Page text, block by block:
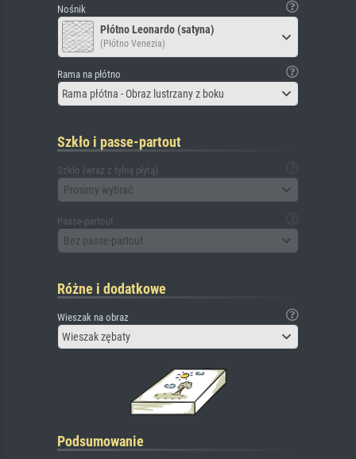
Nośnik
Płótno Leonardo (satyna)
(Płótno Venezia)
Rama na płótno
Rama płótna - Obraz lustrzany z boku
Szkło i passe-partout
Szkło (wraz z tylną płytą)
Prosimy wybrać
Passe-partout
Bez passe-partout
Różne i dodatkowe
Wieszak na obraz
Wieszak zębaty
Podsumowanie